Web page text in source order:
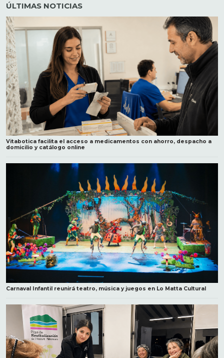
ÚLTIMAS NOTICIAS
Vitabotica facilita el acceso a medicamentos con ahorro, despacho a
domicilio y catálogo online
Carnaval Infantil reunirá teatro, música y juegos en Lo Matta Cultural